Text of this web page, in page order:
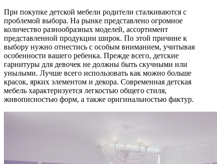
При покупке детской мебели родители сталкиваются с
проблемой выбора. На рынке представлено огромное
количество разнообразных моделей, ассортимент
представленной продукции широк. По этой причине к
выбору нужно отнестись с особым вниманием, учитывая
особенности вашего ребенка. Прежде всего, детские
гарнитуры для девочек не должны быть скучными или
унылыми. Лучше всего использовать как можно больше
красок, ярких элементом и декора. Современная детская
мебель характеризуется легкостью общего стиля,
живописностью форм, а также оригинальностью фактур.